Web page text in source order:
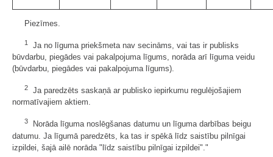
Piezīmes.
1
Ja no līguma priekšmeta nav secināms, vai tas ir publisks
būvdarbu, piegādes vai pakalpojuma līgums, norāda arī līguma veidu
(būvdarbu, piegādes vai pakalpojuma līgums).
2
Ja paredzēts saskaņā ar publisko iepirkumu regulējošajiem
normatīvajiem aktiem.
3
Norāda līguma noslēgšanas datumu un līguma darbības beigu
datumu. Ja līgumā paredzēts, ka tas ir spēkā līdz saistību pilnīgai
izpildei, šajā ailē norāda "līdz saistību pilnīgai izpildei"."